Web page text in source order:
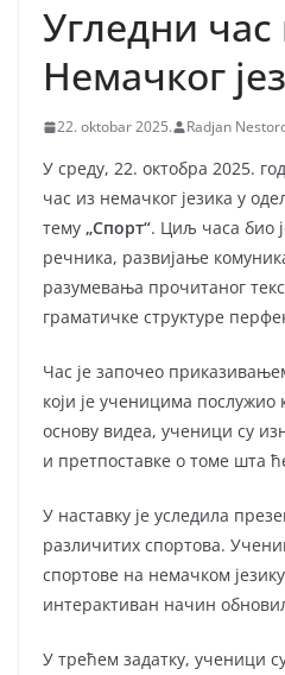
Угледни час
Немачког
22. oktobar 2025. Radjan
У среду, 22. октобра 2025.
час из немачког језика у
тему „Спорт“. Циљ часа био
речника, развијање
разумевања прочитаног
граматичке структуре
Час је започео
који је ученицима послужио
основу видеа, ученици су
и претпоставке о томе шта
У наставку је уследила
различитих спортова.
спортове на немачком
интерактиван начин
У трећем задатку, ученици